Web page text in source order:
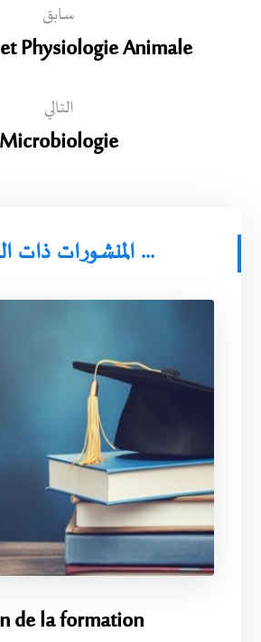
سابق
Physiologie Animale
التالي
Microbiologie
المنشورات ذات الصلة ...
de la formation